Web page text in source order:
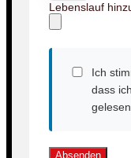
Lebenslauf
Ich
dass
Absenden